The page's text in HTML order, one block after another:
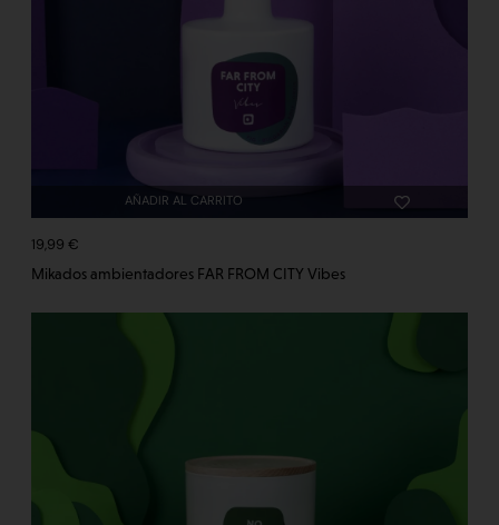
AÑADIR AL CARRITO
Mikados ambientadores FAR FROM CITY Vibes
19,99 €